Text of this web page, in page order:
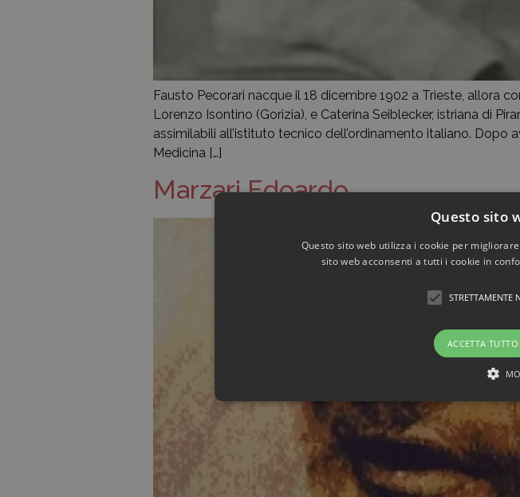
Fausto Pecorari nacque il 18 dicembre 1902 a Trieste, allora
Lorenzo Isontino (Gorizia), e Caterina Seiblecker, istriana di
assimilabili all’istituto tecnico dell’ordinamento italiano. Dopo
Medicina […]
Marzari Edoardo
Questo sito
Questo sito web utilizza i cookie per
sito web acconsenti a tutti i cookie in
STRETTAMENTE
ACCETTA TUTTO